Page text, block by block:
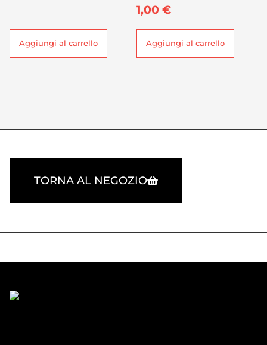
Aggiungi al carrello
1,00 €
Aggiungi al carrello
TORNA AL NEGOZIO